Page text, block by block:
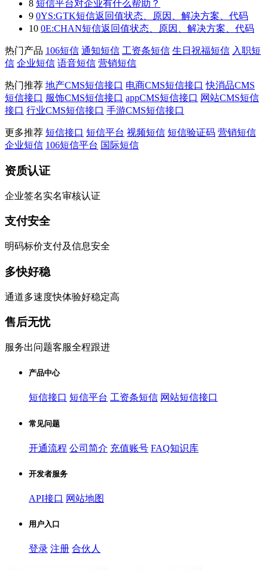
8 短信平台对企业有什么帮助？
9 0YS:GTK短信返回值状态、原因、解决方案、代码
10 0E:CHAN短信返回值状态、原因、解决方案、代码
热门产品 106短信 通知短信 工资条短信 生日祝福短信 入职短
信 企业短信 语音短信 营销短信
热门推荐 地产CMS短信接口 电商CMS短信接口 快消品CMS
短信接口 服饰CMS短信接口 appCMS短信接口 网站CMS短信
接口 行业CMS短信接口 手游CMS短信接口
更多推荐 短信接口 短信平台 视频短信 短信验证码 营销短信
企业短信 106短信平台 国际短信
资质认证
企业签名实名审核认证
支付安全
明码标价支付及信息安全
多快好稳
通道多速度快体验好稳定高
售后无忧
服务出问题客服全程跟进
产品中心
短信接口 短信平台 工资条短信 网站短信接口
常见问题
开通流程 公司简介 充值账号 FAQ知识库
开发者服务
API接口 网站地图
用户入口
登录 注册 合伙人